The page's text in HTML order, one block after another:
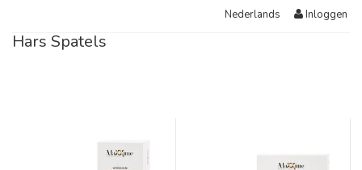
Nederlands Inloggen
Hars Spatels